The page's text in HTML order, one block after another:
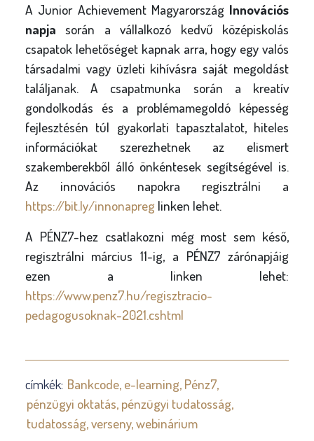
A Junior Achievement Magyarország Innovációs
napja során a vállalkozó kedvű középiskolás
csapatok lehetőséget kapnak arra, hogy egy valós
társadalmi vagy üzleti kihívásra saját megoldást
találjanak. A csapatmunka során a kreatív
gondolkodás és a problémamegoldó képesség
fejlesztésén túl gyakorlati tapasztalatot, hiteles
információkat szerezhetnek az elismert
szakemberekből álló önkéntesek segítségével is.
Az innovációs napokra regisztrálni a
https://bit.ly/innonapreg linken lehet.
A PÉNZ7-hez csatlakozni még most sem késő,
regisztrálni március 11-ig, a PÉNZ7 zárónapjáig
ezen a linken lehet:
https://www.penz7.hu/regisztracio-
pedagogusoknak-2021.cshtml
címkék: Bankcode e-learning Pénz7
pénzügyi oktatás pénzügyi tudatosság
tudatosság verseny webinárium